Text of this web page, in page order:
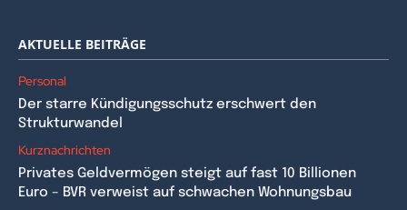
AKTUELLE BEITRÄGE
Personal
Der starre Kündigungsschutz erschwert den
Strukturwandel
Kurznachrichten
Privates Geldvermögen steigt auf fast 10 Billionen
Euro – BVR verweist auf schwachen Wohnungsbau